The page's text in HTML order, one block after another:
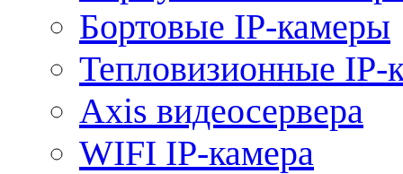
Бортовые IP-камеры
Тепловизионные IP-
Axis видеосервера
WIFI IP-камера